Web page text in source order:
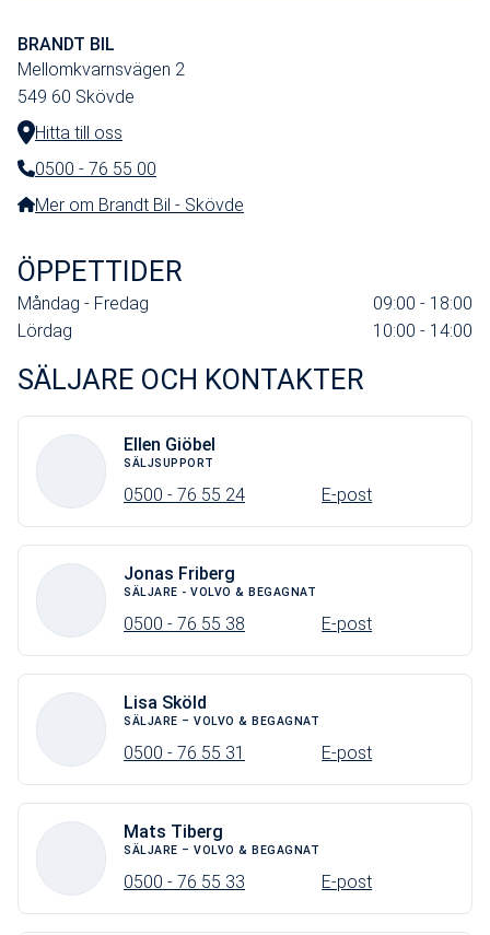
BRANDT BIL
Mellomkvarnsvägen 2
549 60 Skövde
Hitta till oss
Telefonnummer:
0500 - 76 55 00
Mer om Brandt Bil - Skövde
ÖPPETTIDER
Måndag - Fredag
09:00 - 18:00
Lördag
10:00 - 14:00
SÄLJARE OCH KONTAKTER
Ellen Giöbel
SÄLJSUPPORT
0500 - 76 55 24 E-post
Jonas Friberg
SÄLJARE - VOLVO & BEGAGNAT
0500 - 76 55 38 E-post
Lisa Sköld
SÄLJARE – VOLVO & BEGAGNAT
0500 - 76 55 31 E-post
Mats Tiberg
SÄLJARE – VOLVO & BEGAGNAT
0500 - 76 55 33 E-post